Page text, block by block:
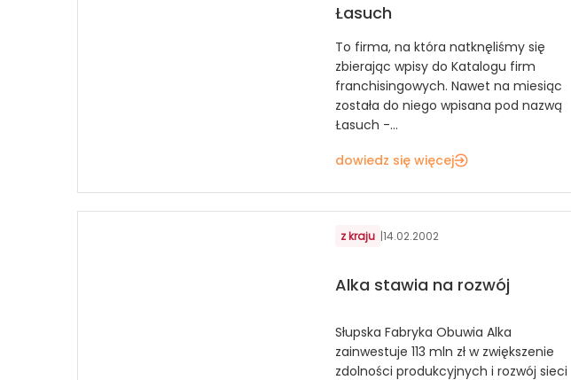
Łasuch
To firma, na która natknęliśmy się
zbierając wpisy do Katalogu firm
franchisingowych. Nawet na miesiąc
została do niego wpisana pod nazwą
Łasuch -...
dowiedz się więcej
z kraju |14.02.2002
Alka stawia na rozwój
Słupska Fabryka Obuwia Alka
zainwestuje 113 mln zł w zwiększenie
zdolności produkcyjnych i rozwój sieci